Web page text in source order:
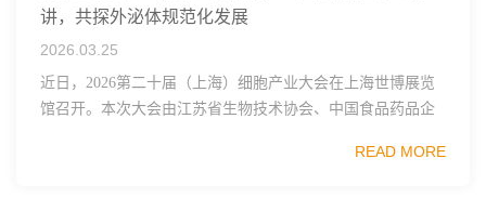
讲，共探外泌体规范化发展
2026.03.25
近日，2026第二十届（上海）细胞产业大会在上海世博展览
馆召开。本次大会由江苏省生物技术协会、中国食品药品企
范区生物医药行业协会、瑞士日内瓦长寿科学...
READ MORE